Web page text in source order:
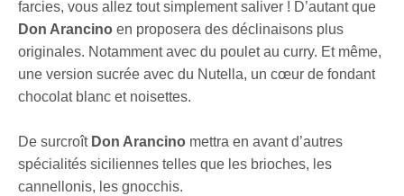
farcies, vous allez tout simplement saliver ! D’autant que
Don Arancino en proposera des déclinaisons plus
originales. Notamment avec du poulet au curry. Et même,
une version sucrée avec du Nutella, un cœur de fondant
chocolat blanc et noisettes.
De surcroît Don Arancino mettra en avant d’autres
spécialités siciliennes telles que les brioches, les
cannellonis, les gnocchis.